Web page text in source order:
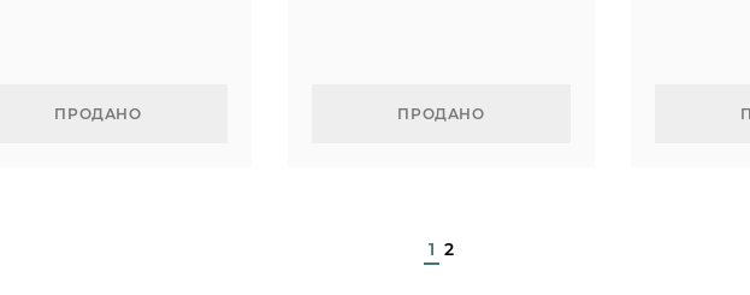
ПРОДАНО ПРОДАНО
1 2